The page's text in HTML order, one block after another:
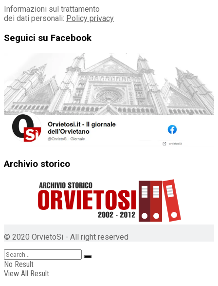
Informazioni sul trattamento
dei dati personali: Policy privacy
Seguici su Facebook
Archivio storico
© 2020 OrvietoSi - All right reserved
No Result
View All Result